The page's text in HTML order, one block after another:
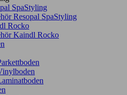
SpaStyling
Resopal SpaStyling
Rocko
Kaindl Rocko